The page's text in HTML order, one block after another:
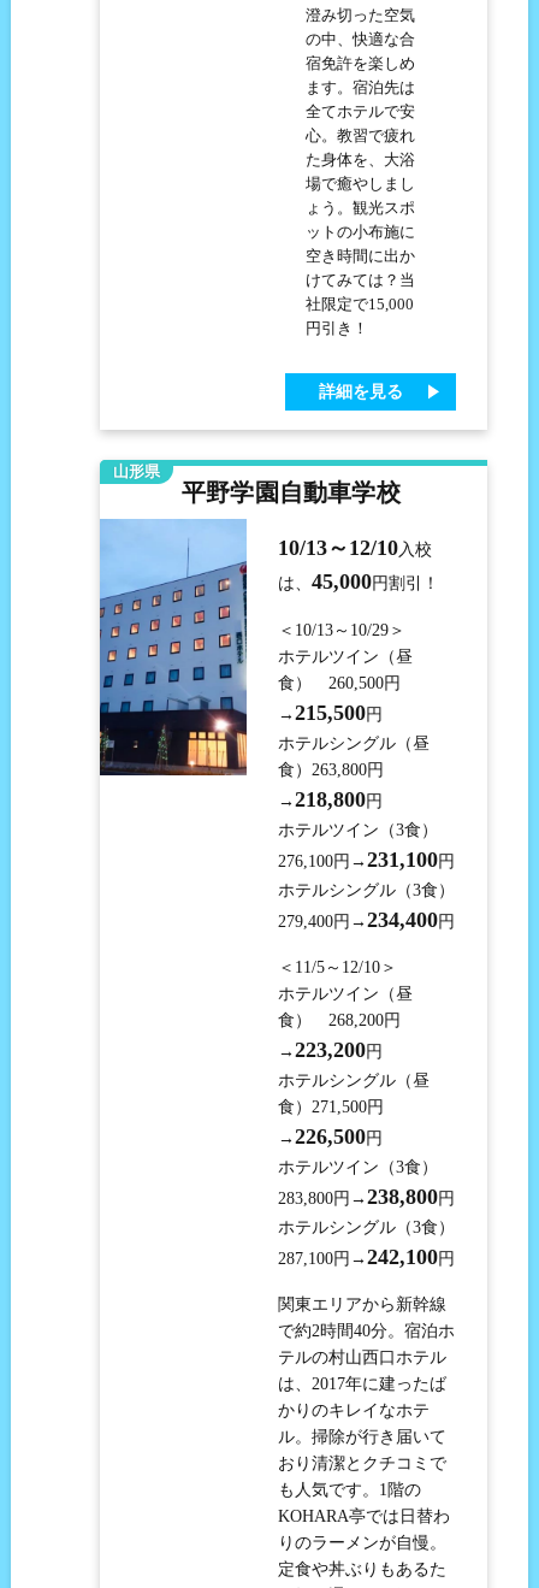
澄み切った空気
の中、快適な合
宿免許を楽しめ
ます。宿泊先は
全てホテルで安
心。教習で疲れ
た身体を、大浴
場で癒やしまし
ょう。観光スポ
ットの小布施に
空き時間に出か
けてみては？当
社限定で15,000
円引き！
詳細を見る
山形県
平野学園自動車学校
10/13～12/10入校
は、 45,000円割引！
＜10/13～10/29＞
ホテルツイン（昼
食） 260,500円
→215,500円
ホテルシングル（昼
食）263,800円
→218,800円
ホテルツイン（3食）
276,100円→231,100円
ホテルシングル（3食）
279,400円→234,400円
＜11/5～12/10＞
ホテルツイン（昼
食） 268,200円
→223,200円
ホテルシングル（昼
食）271,500円
→226,500円
ホテルツイン（3食）
283,800円→238,800円
ホテルシングル（3食）
287,100円→242,100円
関東エリアから新幹線
で約2時間40分。宿泊ホ
テルの村山西口ホテル
は、2017年に建ったば
かりのキレイなホテ
ル。掃除が行き届いて
おり清潔とクチコミで
も人気です。1階の
KOHARA亭では日替わ
りのラーメンが自慢。
定食や丼ぶりもあるた